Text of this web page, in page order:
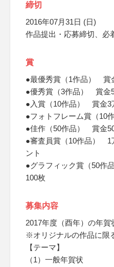
締切
2016年07月31日 (日)
作品提出・応募締切、必
賞
●最優秀賞（1作品） 賞
●優秀賞（3作品） 賞金
●入賞（10作品） 賞金3
●フォトフレーム賞（10
●佳作（50作品） 賞金
●審査員賞（10作品） 1
ント
●グラフィック賞（50作
100枚
募集内容
2017年度（酉年）の年賀
※オリジナルの作品に限
【テーマ】
（1）一般年賀状